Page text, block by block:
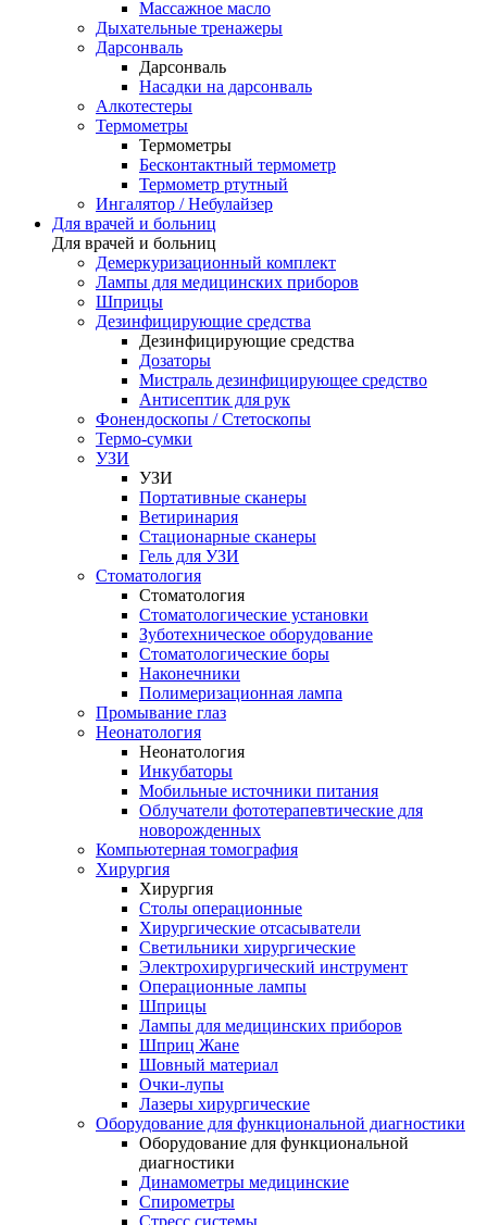
Массажное масло
Дыхательные тренажеры
Дарсонваль
Дарсонваль
Насадки на дарсонваль
Алкотестеры
Термометры
Термометры
Бесконтактный термометр
Термометр ртутный
Ингалятор / Небулайзер
Для врачей и больниц
Для врачей и больниц
Демеркуризационный комплект
Лампы для медицинских приборов
Шприцы
Дезинфицирующие средства
Дезинфицирующие средства
Дозаторы
Мистраль дезинфицирующее средство
Антисептик для рук
Фонендоскопы / Стетоскопы
Термо-сумки
УЗИ
УЗИ
Портативные сканеры
Ветиринария
Стационарные сканеры
Гель для УЗИ
Стоматология
Стоматология
Стоматологические установки
Зуботехническое оборудование
Стоматологические боры
Наконечники
Полимеризационная лампа
Промывание глаз
Неонатология
Неонатология
Инкубаторы
Мобильные источники питания
Облучатели фототерапевтические для
новорожденных
Компьютерная томография
Хирургия
Хирургия
Столы операционные
Хирургические отсасыватели
Светильники хирургические
Электрохирургический инструмент
Операционные лампы
Шприцы
Лампы для медицинских приборов
Шприц Жане
Шовный материал
Очки-лупы
Лазеры хирургические
Оборудование для функциональной диагностики
Оборудование для функциональной
диагностики
Динамометры медицинские
Спирометры
Стресс системы